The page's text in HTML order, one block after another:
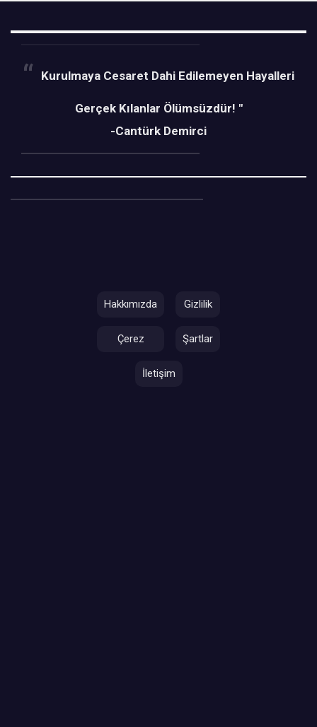
Kurulmaya Cesaret Dahi Edilemeyen Hayalleri
Gerçek Kılanlar Ölümsüzdür! "
-Cantürk Demirci
Hakkımızda Gizlilik
Çerez Şartlar
İletişim